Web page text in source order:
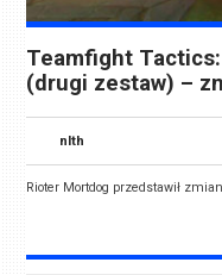
Teamfight
(drugi zestaw) –
nlth
Rioter Mortdog przedstawił